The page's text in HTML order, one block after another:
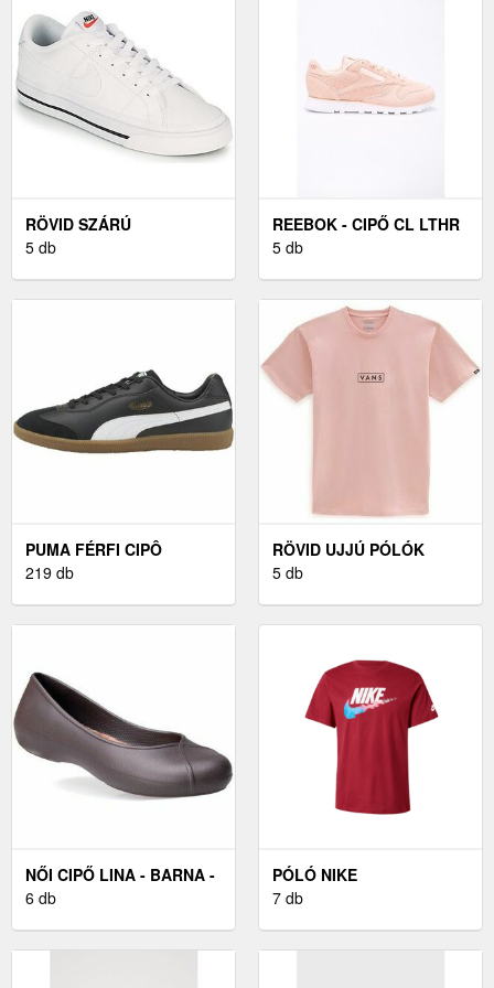
RÖVID SZÁRÚ
EDZŐCIPŐK NIKE NIKE
5 db
REEBOK - CIPŐ CL LTHR
WOVEN EMB
5 db
PUMA FÉRFI CIPÔ
FEKETE - 42 1/2
219 db
RÖVID UJJÚ PÓLÓK
VANS MN VANS CLASSIC
5 db
NŐI CIPŐ LINA - BARNA -
MÉRETET 36
6 db
PÓLÓ NIKE
SPORTSWEAR
7 db